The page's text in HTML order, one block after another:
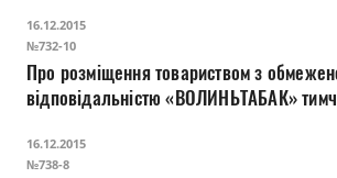
16.12.2015
№732-10
Про розміщення товариством з обмеженою
відповідальністю «ВОЛИНЬТАБАК» тимчасової споруди
16.12.2015
№738-8